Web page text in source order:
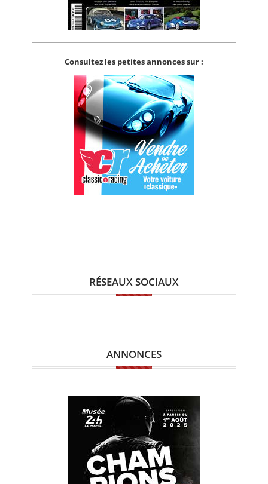
Consultez les petites annonces sur :
RÉSEAUX SOCIAUX
ANNONCES